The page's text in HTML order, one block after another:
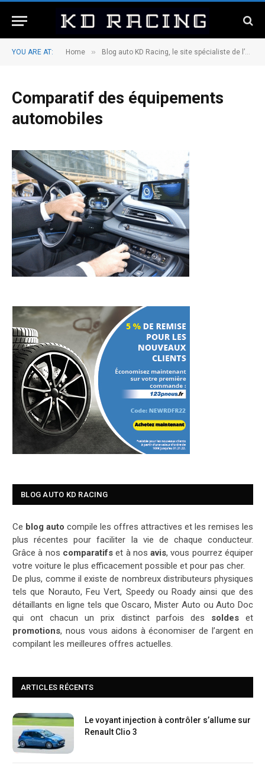
YOU ARE AT: Home » Blog auto KD Racing, le site spécialiste de l’entretien et de l’équipement automobile
Comparatif des équipements
automobiles
BLOG AUTO KD RACING
Ce blog auto compile les offres attractives et les remises les
plus récentes pour faciliter la vie de chaque conducteur.
Grâce à nos comparatifset à nosavis, vous pourrez équiper
votre voiture le plus efficacement possible et pour pas cher.
De plus, comme il existe de nombreux distributeurs physiques
tels que Norauto, Feu Vert, Speedy ou Roady ainsi que des
détaillants en ligne tels que Oscaro, Mister Auto ou Auto Doc
qui ont chacun un prix distinct parfois des soldeset
promotions, nous vous aidons à économiser de l’argent en
compilant les meilleures offres actuelles.
ARTICLES RÉCENTS
Le voyant injection à contrôler s’allume sur
Renault Clio 3